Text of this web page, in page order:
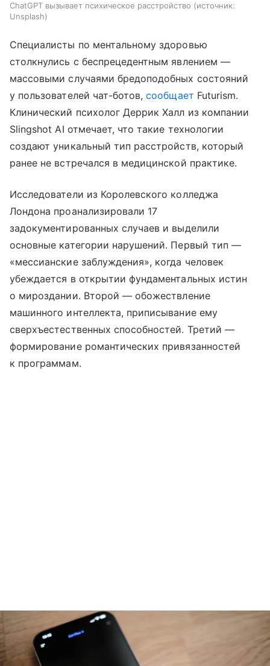
ChatGPT вызывает психическое расстройство
источник:
Unsplash
Специалисты по ментальному здоровью
столкнулись с беспрецедентным явлением —
массовыми случаями бредоподобных состояний
у пользователей чат-ботов,сообщает Futurism.
Клинический психолог Деррик Халл из компании
Slingshot AI отмечает, что такие технологии
создают уникальный тип расстройств, который
ранее не встречался в медицинской практике.
Исследователи из Королевского колледжа
Лондона проанализировали 17
задокументированных случаев и выделили
основные категории нарушений. Первый тип —
«мессианские заблуждения», когда человек
убеждается в открытии фундаментальных истин
о мироздании. Второй — обожествление
машинного интеллекта, приписывание ему
сверхъестественных способностей. Третий —
формирование романтических привязанностей
к программам.